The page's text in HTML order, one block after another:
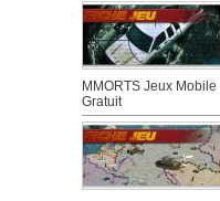
MMORTS Jeux
Gratuit